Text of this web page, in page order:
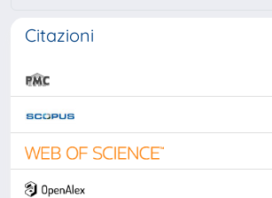
Citazioni